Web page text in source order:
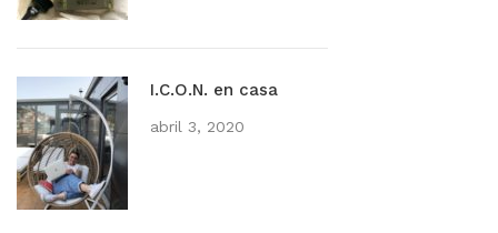
I.C.O.N. en casa
abril 3, 2020